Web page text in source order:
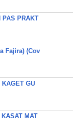
PAS PRAKT
Fajira) (Cov
GU
MAT